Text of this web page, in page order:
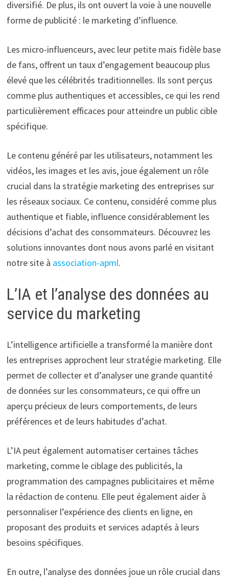
diversifié. De plus, ils ont ouvert la voie à une nouvelle
forme de publicité : le marketing d’influence.
Les micro-influenceurs, avec leur petite mais fidèle base
de fans, offrent un taux d’engagement beaucoup plus
élevé que les célébrités traditionnelles. Ils sont perçus
comme plus authentiques et accessibles, ce qui les rend
particulièrement efficaces pour atteindre un public cible
spécifique.
Le contenu généré par les utilisateurs, notamment les
vidéos, les images et les avis, joue également un rôle
crucial dans la stratégie marketing des entreprises sur
les réseaux sociaux. Ce contenu, considéré comme plus
authentique et fiable, influence considérablement les
décisions d’achat des consommateurs. Découvrez les
solutions innovantes dont nous avons parlé en visitant
notre site à association-apml.
L’IA et l’analyse des données au
service du marketing
L’intelligence artificielle a transformé la manière dont
les entreprises approchent leur stratégie marketing. Elle
permet de collecter et d’analyser une grande quantité
de données sur les consommateurs, ce qui offre un
aperçu précieux de leurs comportements, de leurs
préférences et de leurs habitudes d’achat.
L’IA peut également automatiser certaines tâches
marketing, comme le ciblage des publicités, la
programmation des campagnes publicitaires et même
la rédaction de contenu. Elle peut également aider à
personnaliser l’expérience des clients en ligne, en
proposant des produits et services adaptés à leurs
besoins spécifiques.
En outre, l’analyse des données joue un rôle crucial dans